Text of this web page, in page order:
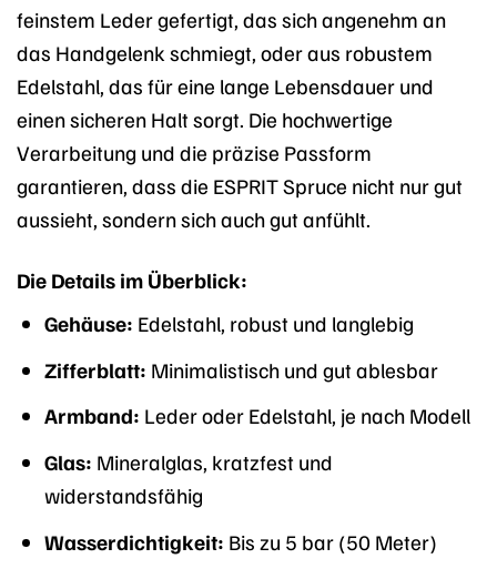
feinstem Leder gefertigt, das sich angenehm an
das Handgelenk schmiegt, oder aus robustem
Edelstahl, das für eine lange Lebensdauer und
einen sicheren Halt sorgt. Die hochwertige
Verarbeitung und die präzise Passform
garantieren, dass die ESPRIT Spruce nicht nur gut
aussieht, sondern sich auch gut anfühlt.
Die Details im Überblick:
Gehäuse: Edelstahl, robust und langlebig
Zifferblatt: Minimalistisch und gut ablesbar
Armband: Leder oder Edelstahl, je nach Modell
Glas: Mineralglas, kratzfest und
widerstandsfähig
Wasserdichtigkeit: Bis zu 5 bar (50 Meter)